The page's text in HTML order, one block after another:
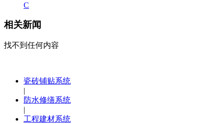
C
相关新闻
找不到任何内容
瓷砖铺贴系统
|
防水修缮系统
|
工程建材系统